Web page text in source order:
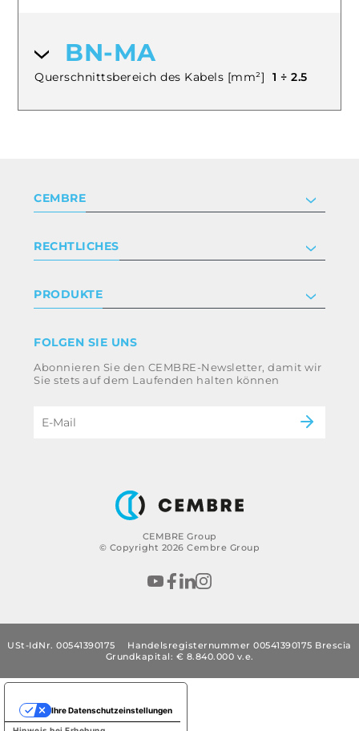
BN-MA
Querschnittsbereich des Kabels [mm²] 1 ÷ 2.5
CEMBRE Group
© Copyright 2026 Cembre Group
CEMBRE
Zertifizierung
Arbeite mit uns
RECHTLICHES
Geschäftsbedingungen
Whistleblowing
Ethikkodex und Antikorruptionsrichtlinie der
Gruppe
PRODUKTE
Energie
B2B Disclaimer
FOLGEN SIE UNS
Abonnieren Sie den CEMBRE-Newsletter, damit wir
Sie stets auf dem Laufenden halten können
USt-IdNr. 00541390175
Handelsregisternummer 00541390175 Brescia
Grundkapital: € 8.840.000 v.e.
Ihre Datenschutzeinstellungen